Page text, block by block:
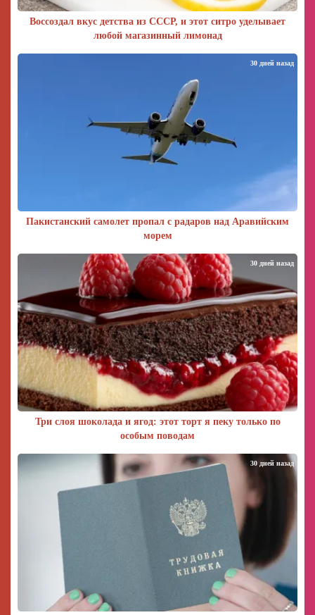
Воссоздал вкус детства из СССР, и этот ситро уделывает
любой магазинный лимонад
Пакистанский самолет пропал с радаров над Аравийским
морем
30 дней назад
Три слоя шоколада и ягод: этот торт я пеку только по
особым поводам
30 дней назад
30 дней назад